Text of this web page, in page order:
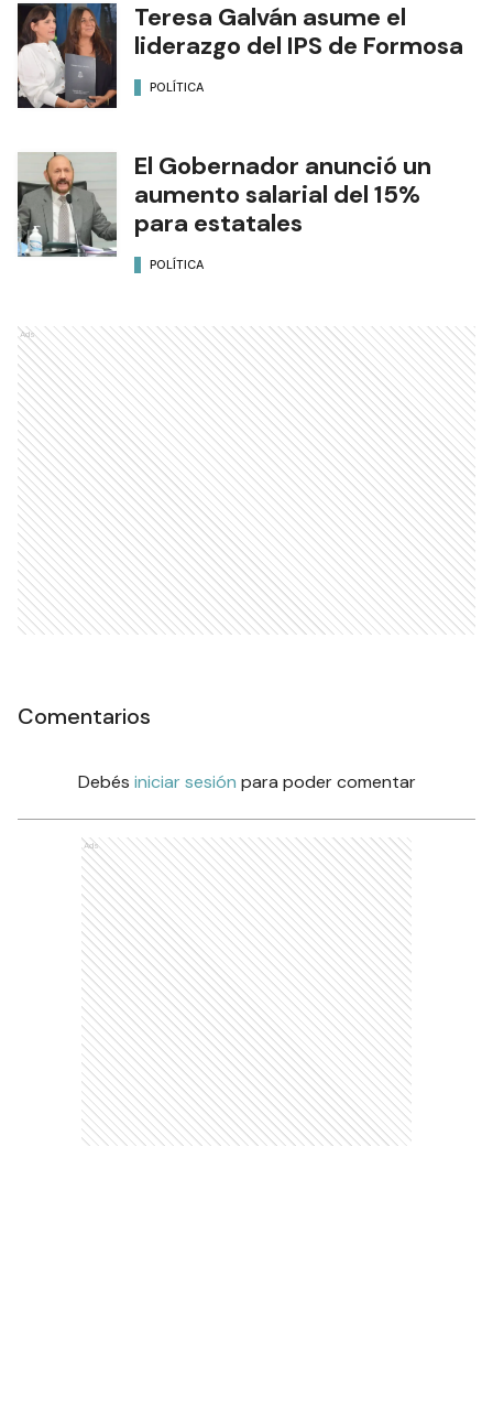
Teresa Galván asume el
liderazgo del IPS de Formosa
POLÍTICA
El Gobernador anunció un
aumento salarial del 15%
para estatales
POLÍTICA
Ads
Comentarios
Debés iniciar sesión para poder comentar
Ads